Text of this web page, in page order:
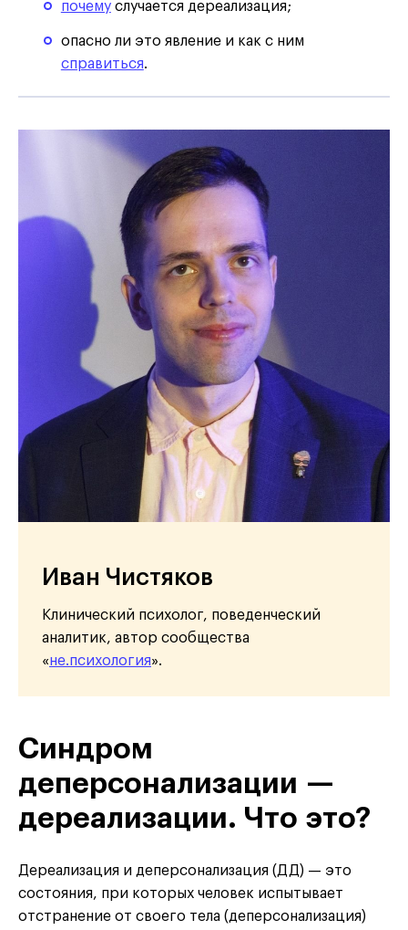
почемуслучается дереализация;
опасно ли это явление и как с ним
справиться.
Иван Чистяков
Клинический психолог, поведенческий
аналитик, автор сообщества
«не.психология».
Синдром
деперсонализации —
дереализации. Что это?
Дереализация и деперсонализация (ДД) — это
состояния, при которых человек испытывает
отстранение от своего тела (деперсонализация)